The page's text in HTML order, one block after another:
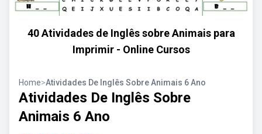
40 Atividades de Inglês sobre Animais para
Imprimir - Online Cursos
Home>Atividades De Inglês Sobre Animais 6 Ano
Atividades De Inglês Sobre
Animais 6 Ano